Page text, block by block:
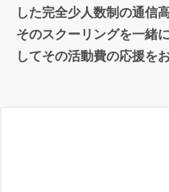
した完全少人数制の通信
そのスクーリングを一緒
してその活動費の応援を